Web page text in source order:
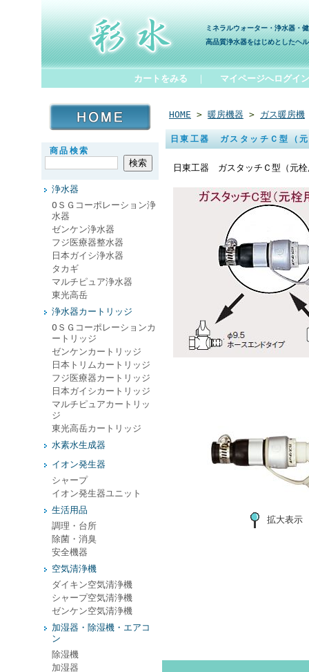
ミネラルウォーター・浄水器・
高品質浄水器をはじめとしたヘ
カートをみる マイページへログイン
商品検索
浄水器
ОＳＧコーポレーション浄
水器
ゼンケン浄水器
フジ医療器整水器
日本ガイシ浄水器
タカギ
マルチピュア浄水器
東光高岳
浄水器カートリッジ
ОＳＧコーポレーションカ
ートリッジ
ゼンケンカートリッジ
日本トリムカートリッジ
フジ医療器カートリッジ
日本ガイシカートリッジ
マルチピュアカートリッ
ジ
東光高岳カートリッジ
水素水生成器
イオン発生器
シャープ
イオン発生器ユニット
生活用品
調理・台所
除菌・消臭
安全機器
空気清浄機
ダイキン空気清浄機
シャープ空気清浄機
ゼンケン空気清浄機
加湿器・除湿機・エアコ
ン
除湿機
加湿器
HOME > 暖房機器 > ガス暖房機
日東工器 ガスタッチＣ型（
日東工器 ガスタッチＣ型（元
拡大表示